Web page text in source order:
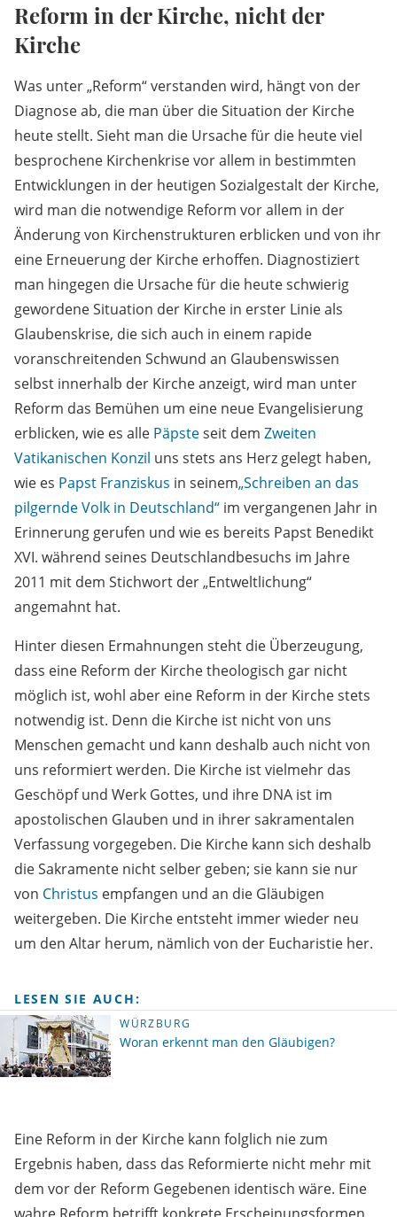
Reform in der Kirche, nicht der
Kirche
Was unter „Reform“ verstanden wird, hängt von der
Diagnose ab, die man über die Situation der Kirche
heute stellt. Sieht man die Ursache für die heute viel
besprochene Kirchenkrise vor allem in bestimmten
Entwicklungen in der heutigen Sozialgestalt der Kirche,
wird man die notwendige Reform vor allem in der
Änderung von Kirchenstrukturen erblicken und von ihr
eine Erneuerung der Kirche erhoffen. Diagnostiziert
man hingegen die Ursache für die heute schwierig
gewordene Situation der Kirche in erster Linie als
Glaubenskrise, die sich auch in einem rapide
voranschreitenden Schwund an Glaubenswissen
selbst innerhalb der Kirche anzeigt, wird man unter
Reform das Bemühen um eine neue Evangelisierung
erblicken, wie es alle Päpsteseit dem Zweiten
Vatikanischen Konzil uns stets ans Herz gelegt haben,
wie es Papst Franziskus in seinem„Schreiben an das
pilgernde Volk in Deutschland“ im vergangenen Jahr in
Erinnerung gerufen und wie es bereits Papst Benedikt
XVI. während seines Deutschlandbesuchs im Jahre
2011 mit dem Stichwort der „Entweltlichung“
angemahnt hat.
Hinter diesen Ermahnungen steht die Überzeugung,
dass eine Reform der Kirche theologisch gar nicht
möglich ist, wohl aber eine Reform in der Kirche stets
notwendig ist. Denn die Kirche ist nicht von uns
Menschen gemacht und kann deshalb auch nicht von
uns reformiert werden. Die Kirche ist vielmehr das
Geschöpf und Werk Gottes, und ihre DNA ist im
apostolischen Glauben und in ihrer sakramentalen
Verfassung vorgegeben. Die Kirche kann sich deshalb
die Sakramente nicht selber geben; sie kann sie nur
von Christus empfangen und an die Gläubigen
weitergeben. Die Kirche entsteht immer wieder neu
um den Altar herum, nämlich von der Eucharistie her.
LESEN SIE AUCH:
WÜRZBURG
Woran erkennt man den Gläubigen?
Eine Reform in der Kirche kann folglich nie zum
Ergebnis haben, dass das Reformierte nicht mehr mit
dem vor der Reform Gegebenen identisch wäre. Eine